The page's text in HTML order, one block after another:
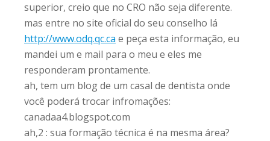
superior, creio que no CRO não seja diferente.
mas entre no site oficial do seu conselho lá
http://www.odq.qc.ca e peça esta informação, eu
mandei um e mail para o meu e eles me
responderam prontamente.
ah, tem um blog de um casal de dentista onde
você poderá trocar infromações:
canadaa4.blogspot.com
ah,2 : sua formação técnica é na mesma área?